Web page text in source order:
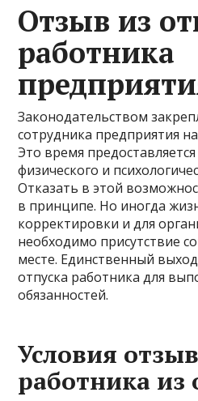
Отзыв из
работника
Законодательством
сотрудника предприятия
Это время
физического и
Отказать в этой
в принципе. Но иногда
корректировки и для
необходимо присутствие
месте. Единственный
отпуска работника для
обязанностей.
Условия
работника из